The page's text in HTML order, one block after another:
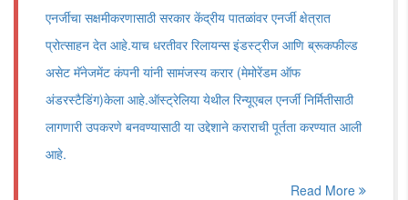
एनर्जीचा सक्षमीकरणासाठी सरकार केंद्रीय पातळांवर एनर्जी क्षेत्रात
प्रोत्साहन देत आहे.याच धरतीवर रिलायन्स इंडस्ट्रीज आणि ब्रूकफील्ड
असेट मॅनेजमेंट कंपनी यांनी सामंजस्य करार (मेमोरेंडम ऑफ
अंडरस्टैडिंग)केला आहे.ऑस्ट्रेलिया येथील रिन्यूएबल एनर्जी निर्मितीसाठी
लागणारी उपकरणे बनवण्यासाठी या उद्देशाने कराराची पूर्तता करण्यात आली
आहे.
Read More